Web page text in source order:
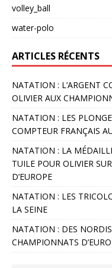
volley_ball
water-polo
ARTICLES RÉCENTS
NATATION : L’ARGENT
OLIVIER AUX
NATATION : LES
COMPTEUR FRANÇAIS
NATATION : LA
TUILE POUR OLIVIER
D’EUROPE
NATATION : LES
LA SEINE
NATATION : DES
CHAMPIONNATS